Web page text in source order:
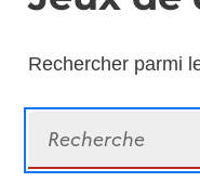
Rechercher parmi